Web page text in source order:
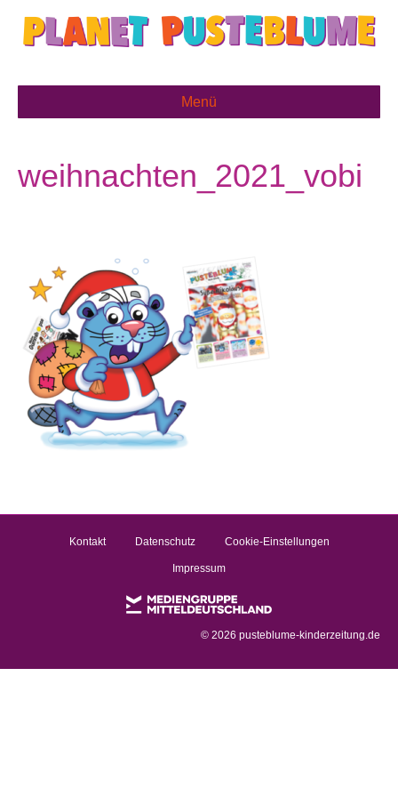
Menü
weihnachten_2021_vobi
Kontakt Datenschutz Cookie-Einstellungen
Impressum
© 2026 pusteblume-kinderzeitung.de